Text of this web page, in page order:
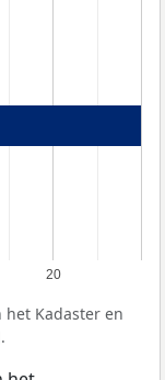
20
Kadaster en